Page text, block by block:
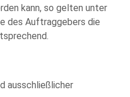
kann, so gelten unter
des Auftraggebers die
ausschließlicher